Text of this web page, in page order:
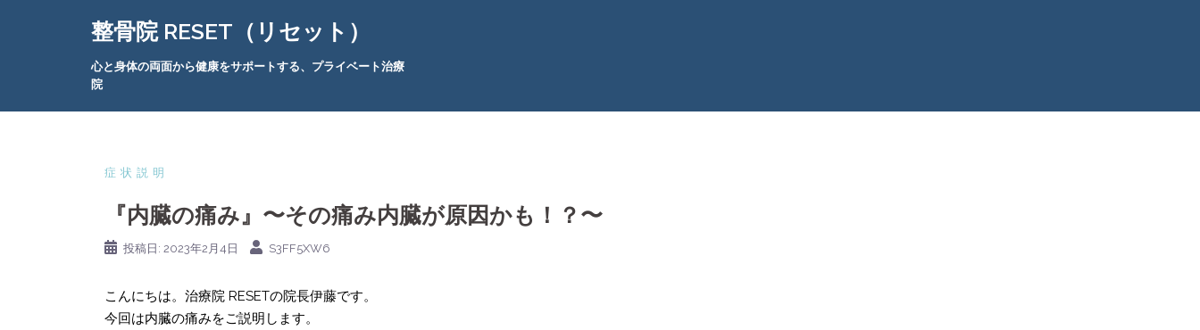
整骨院 RESET（リセット）
心と身体の両面から健康をサポートする、プライベート治療
院
症状説明
『内臓の痛み』〜その痛み内臓が原因かも！？〜
投稿日: 2023年2月4日 S3FF5XW6
こんにちは。治療院 RESETの院長伊藤です。
今回は内臓の痛みをご説明します。